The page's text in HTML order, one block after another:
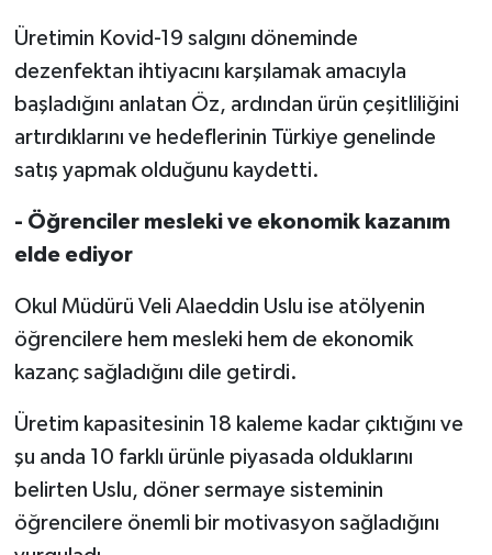
Üretimin Kovid-19 salgını döneminde
dezenfektan ihtiyacını karşılamak amacıyla
başladığını anlatan Öz, ardından ürün çeşitliliğini
artırdıklarını ve hedeflerinin Türkiye genelinde
satış yapmak olduğunu kaydetti.
- Öğrenciler mesleki ve ekonomik kazanım
elde ediyor
Okul Müdürü Veli Alaeddin Uslu ise atölyenin
öğrencilere hem mesleki hem de ekonomik
kazanç sağladığını dile getirdi.
Üretim kapasitesinin 18 kaleme kadar çıktığını ve
şu anda 10 farklı ürünle piyasada olduklarını
belirten Uslu, döner sermaye sisteminin
öğrencilere önemli bir motivasyon sağladığını